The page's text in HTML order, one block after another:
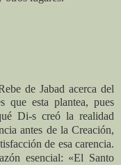
de Jabad acerca del
que esta plantea, pues
Di-s creó la realidad
antes de la Creación,
de esa carencia.
esencial: «El Santo